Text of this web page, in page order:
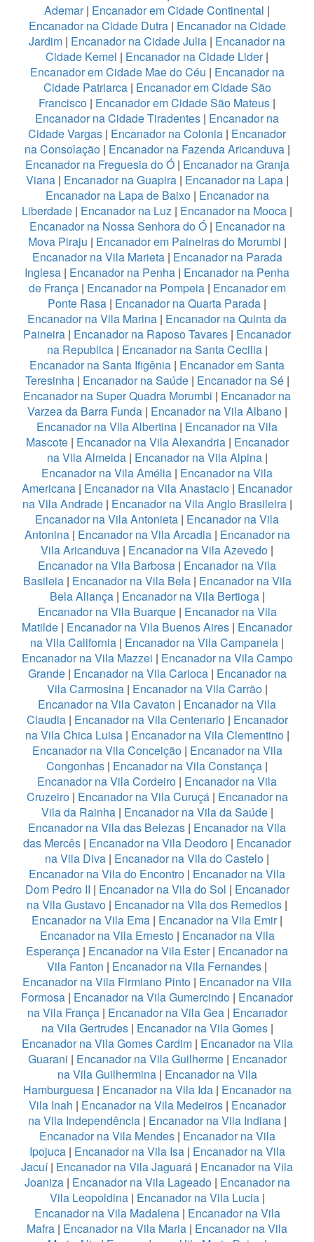
Ademar| Encanador em Cidade Continental |
Encanador na Cidade Dutra | Encanador na Cidade
Jardim | Encanador na Cidade Julia | Encanador na
Cidade Kemel | Encanador na Cidade Lider|
Encanador em Cidade Mae do Céu | Encanador na
Cidade Patriarca| Encanador em Cidade São
Francisco | Encanador em Cidade São Mateus |
Encanador na Cidade Tiradentes | Encanador na
Cidade Vargas | Encanador na Colonia | Encanador
na Consolação | Encanador na Fazenda Aricanduva|
Encanador na Freguesia do Ó| Encanador na Granja
Viana| Encanador na Guapira| Encanador na Lapa|
Encanador na Lapa de Baixo | Encanador na
Liberdade | Encanador na Luz | Encanador na Mooca |
Encanador na Nossa Senhora do Ó| Encanador na
Mova Piraju | Encanador em Paineiras do Morumbi |
Encanador na Vila Marieta| Encanador na Parada
Inglesa | Encanador na Penha | Encanador na Penha
de França | Encanador na Pompeia| Encanador em
Ponte Rasa | Encanador na Quarta Parada |
Encanador na Vila Marina | Encanador na Quinta da
Paineira | Encanador na Raposo Tavares | Encanador
na Republica| Encanador na Santa Cecilia|
Encanador na Santa Ifigênia | Encanador em Santa
Teresinha| Encanador na Saúde| Encanador na Sé|
Encanador na Super Quadra Morumbi | Encanador na
Varzea da Barra Funda| Encanador na Vila Albano|
Encanador na Vila Albertina | Encanador na Vila
Mascote| Encanador na Vila Alexandria| Encanador
na Vila Almeida | Encanador na Vila Alpina |
Encanador na Vila Amélia | Encanador na Vila
Americana | Encanador na Vila Anastacio | Encanador
na Vila Andrade| Encanador na Vila Anglo Brasileira|
Encanador na Vila Antonieta | Encanador na Vila
Antonina| Encanador na Vila Arcadia | Encanador na
Vila Aricanduva | Encanador na Vila Azevedo |
Encanador na Vila Barbosa | Encanador na Vila
Basileia| Encanador na Vila Bela| Encanador na Vila
Bela Aliança| Encanador na Vila Bertioga|
Encanador na Vila Buarque| Encanador na Vila
Matilde | Encanador na Vila Buenos Aires | Encanador
na Vila California | Encanador na Vila Campanela |
Encanador na Vila Mazzei | Encanador na Vila Campo
Grande| Encanador na Vila Carioca| Encanador na
Vila Carmosina| Encanador na Vila Carrão|
Encanador na Vila Cavaton | Encanador na Vila
Claudia| Encanador na Vila Centenario| Encanador
na Vila Chica Luisa | Encanador na Vila Clementino|
Encanador na Vila Conceição| Encanador na Vila
Congonhas | Encanador na Vila Constança |
Encanador na Vila Cordeiro | Encanador na Vila
Cruzeiro | Encanador na Vila Curuçá | Encanador na
Vila da Rainha | Encanador na Vila da Saúde|
Encanador na Vila das Belezas | Encanador na Vila
das Mercês | Encanador na Vila Deodoro | Encanador
na Vila Diva | Encanador na Vila do Castelo |
Encanador na Vila do Encontro | Encanador na Vila
Dom Pedro II | Encanador na Vila do Sol | Encanador
na Vila Gustavo | Encanador na Vila dos Remedios |
Encanador na Vila Ema | Encanador na Vila Emir|
Encanador na Vila Ernesto| Encanador na Vila
Esperança | Encanador na Vila Ester| Encanador na
Vila Fanton | Encanador na Vila Fernandes |
Encanador na Vila Firmiano Pinto | Encanador na Vila
Formosa | Encanador na Vila Gumercindo | Encanador
na Vila França| Encanador na Vila Gea| Encanador
na Vila Gertrudes| Encanador na Vila Gomes|
Encanador na Vila Gomes Cardim| Encanador na Vila
Guarani | Encanador na Vila Guilherme| Encanador
na Vila Guilhermina| Encanador na Vila
Hamburguesa| Encanador na Vila Ida| Encanador na
Vila Inah | Encanador na Vila Medeiros| Encanador
na Vila Independência| Encanador na Vila Indiana|
Encanador na Vila Mendes| Encanador na Vila
Ipojuca| Encanador na Vila Isa| Encanador na Vila
Jacuí| Encanador na Vila Jaguará | Encanador na Vila
Joaniza| Encanador na Vila Lageado| Encanador na
Vila Leopoldina| Encanador na Vila Lucia|
Encanador na Vila Madalena| Encanador na Vila
Mafra | Encanador na Vila Maria | Encanador na Vila